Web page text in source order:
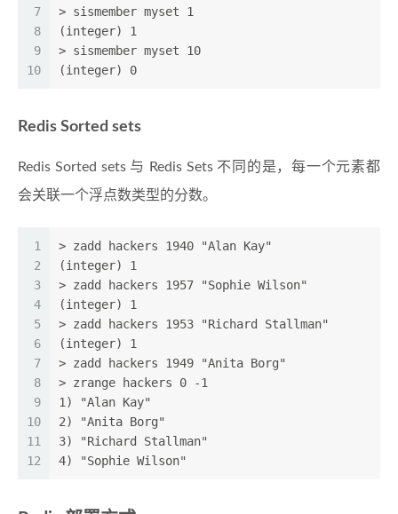
7
8
9
10
> sismember myset 1
(integer) 1
> sismember myset 10
(integer) 0
Redis Sorted sets
Redis Sorted sets 与 Redis Sets 不同的是，每一个元素都
会关联一个浮点数类型的分数。
1
2
3
4
5
6
7
8
9
10
11
12
> zadd hackers 1940 "Alan Kay"
(integer) 1
> zadd hackers 1957 "Sophie Wilson"
(integer) 1
> zadd hackers 1953 "Richard Stallman"
(integer) 1
> zadd hackers 1949 "Anita Borg"
> zrange hackers 0 -1
1) "Alan Kay"
2) "Anita Borg"
3) "Richard Stallman"
4) "Sophie Wilson"